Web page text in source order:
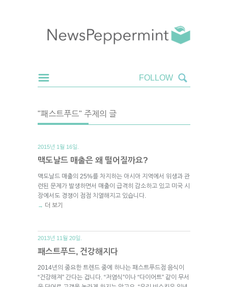
"패스트푸드" 주제의 글
2015년 1월 16일.
맥도날드 매출은 왜 떨어질까요?
맥도날드 매출의 25%를 차지하는 아시아 지역에서 위생과 관
련된 문제가 발생하면서 매출이 급격히 감소하고 있고 미국 시
장에서도 경쟁이 점점 치열해지고 있습니다.
→ 더 보기
2013년 11월 20일.
패스트푸드, 건강해지다
2014년의 중요한 트렌드 중에 하나는 패스트푸드점 음식이
“건강해져” 간다는 겁니다. “저염식”이나 “다이어트” 같이 무서